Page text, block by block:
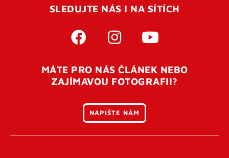
SLEDUJTE NÁS I NA SÍTÍCH
MÁTE PRO NÁS ČLÁNEK NEBO
ZAJÍMAVOU FOTOGRAFII?
NAPIŠTE NÁM